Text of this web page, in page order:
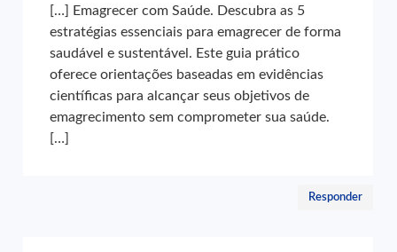
[…] Emagrecer com Saúde. Descubra as 5
estratégias essenciais para emagrecer de forma
saudável e sustentável. Este guia prático
oferece orientações baseadas em evidências
científicas para alcançar seus objetivos de
emagrecimento sem comprometer sua saúde.
[…]
Responder